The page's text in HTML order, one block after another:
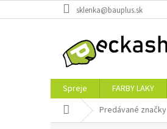
na
sklenka@bauplus.sk
Spreje FARBY LAKY
DomovPredávané značky